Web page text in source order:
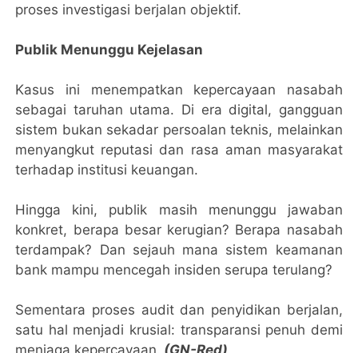
proses investigasi berjalan objektif.
Publik Menunggu Kejelasan
Kasus ini menempatkan kepercayaan nasabah
sebagai taruhan utama. Di era digital, gangguan
sistem bukan sekadar persoalan teknis, melainkan
menyangkut reputasi dan rasa aman masyarakat
terhadap institusi keuangan.
Hingga kini, publik masih menunggu jawaban
konkret, berapa besar kerugian? Berapa nasabah
terdampak? Dan sejauh mana sistem keamanan
bank mampu mencegah insiden serupa terulang?
Sementara proses audit dan penyidikan berjalan,
satu hal menjadi krusial: transparansi penuh demi
menjaga kepercayaan. (GN-Red)